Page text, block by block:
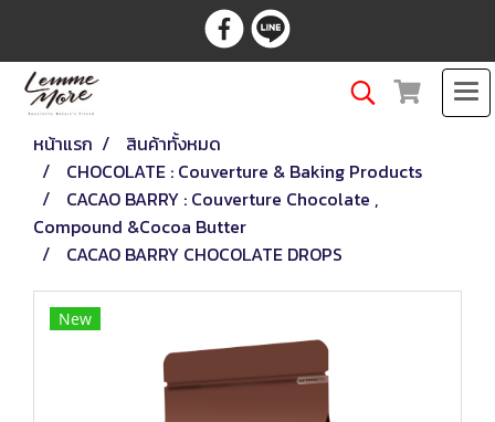
หน้าแรก
สินค้าทั้งหมด
CHOCOLATE : Couverture & Baking Products
CACAO BARRY : Couverture Chocolate ,
Compound &Cocoa Butter
CACAO BARRY CHOCOLATE DROPS
New